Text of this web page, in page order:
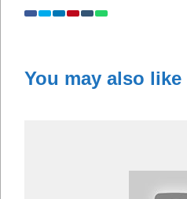
You may also like